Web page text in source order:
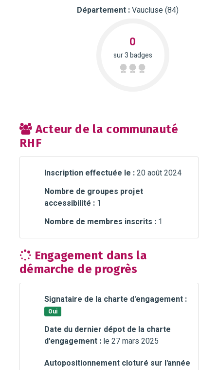
Département :Vaucluse (84)
0
sur 3 badges
Acteur de la communauté
RHF
Inscription effectuée le :20 août 2024
Nombre de groupes projet
accessibilité : 1
Nombre de membres inscrits : 1
Engagement dans la
démarche de progrès
Signataire de la charte d'engagement :
Oui
Date du dernier dépot de la charte
d'engagement : le 27 mars 2025
Autopositionnement cloturé sur l'année